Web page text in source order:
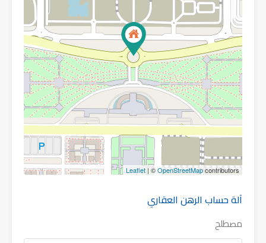
Leaflet | ©OpenStreetMapcontributors
آلة حساب الرهن العقاري
مصطلح